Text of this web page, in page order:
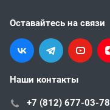
Оставайтесь на связи
Наши контакты
+7 (812) 677-03-78